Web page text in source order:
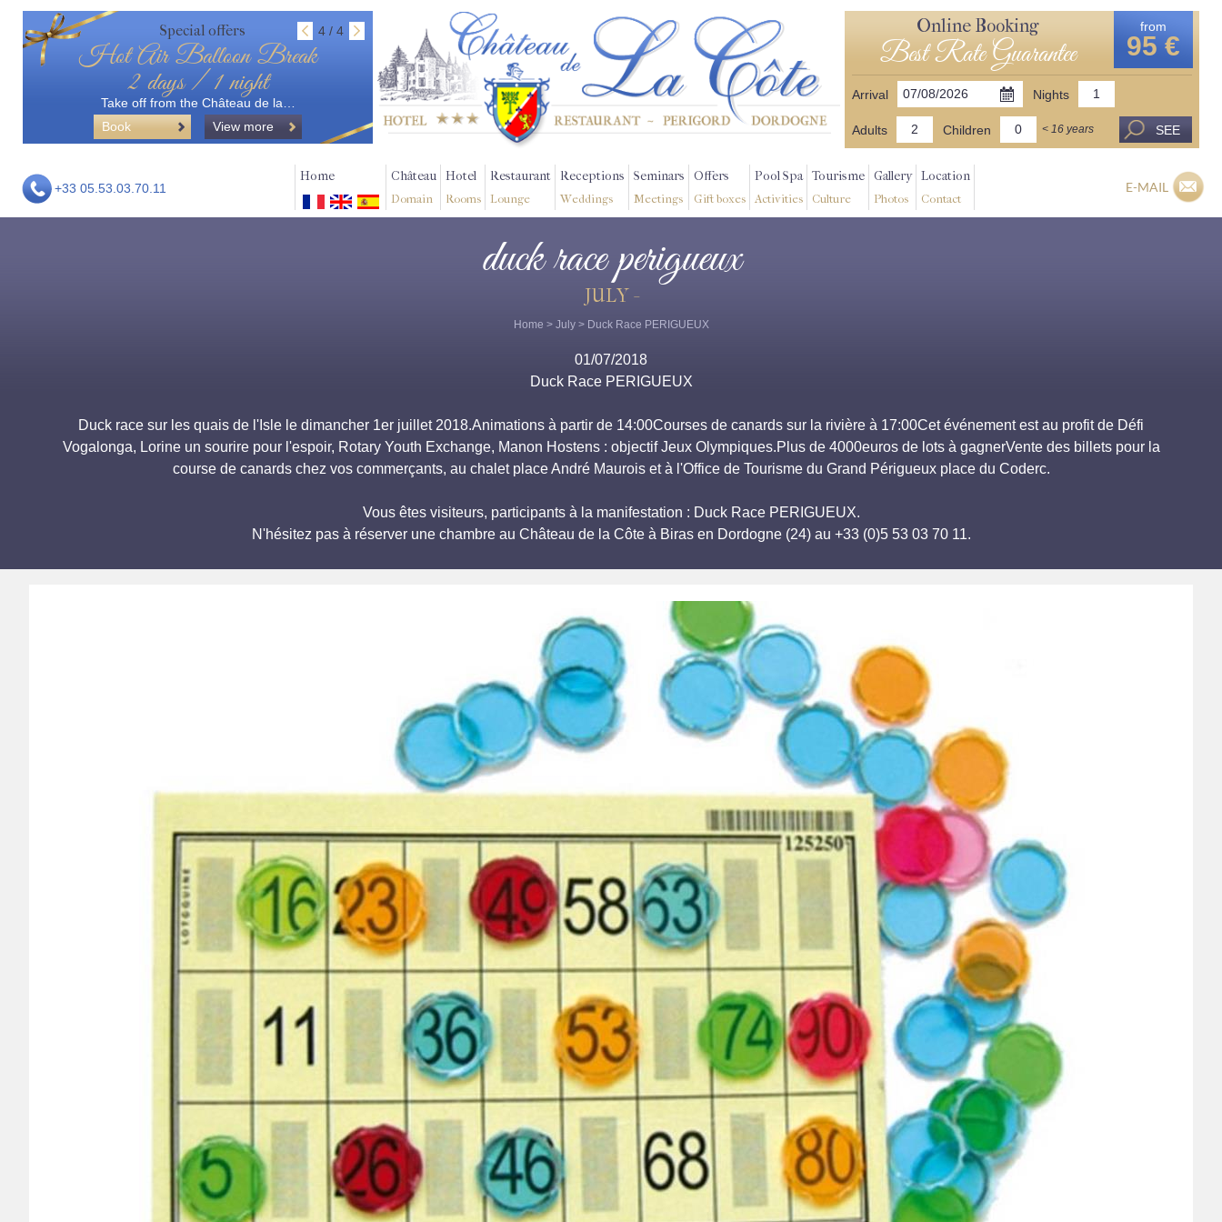
Special offers 4 / 4
Hot Air Balloon Break
2 days / 1 night
Take off from the Château de la…
Book
View more
Online Booking
Best Rate Guarantee
from
95 €
Arrival Nights
Adults Children < 16 years SEE
+33 05.53.03.70.11
Home Château
Domain
Hotel
Rooms
Restaurant
Lounge
Receptions
Weddings
Seminars
Meetings
Offers
Gift boxes
Pool Spa
Activities
Tourisme
Culture
Gallery
Photos
Location
Contact
E-MAIL
duck race perigueux
JULY -
Home > July> Duck Race PERIGUEUX
01/07/2018
Duck Race PERIGUEUX
Duck race sur les quais de l'Isle le dimancher 1er juillet 2018.Animations à partir de 14:00Courses de canards sur la rivière à 17:00Cet événement est au profit de Défi
Vogalonga, Lorine un sourire pour l'espoir, Rotary Youth Exchange, Manon Hostens : objectif Jeux Olympiques.Plus de 4000euros de lots à gagnerVente des billets pour la
course de canards chez vos commerçants, au chalet place André Maurois et à l'Office de Tourisme du Grand Périgueux place du Coderc.
Vous êtes visiteurs, participants à la manifestation : Duck Race PERIGUEUX.
N'hésitez pas à réserver une chambre au Château de la Côte à Biras en Dordogne (24) au +33 (0)5 53 03 70 11.